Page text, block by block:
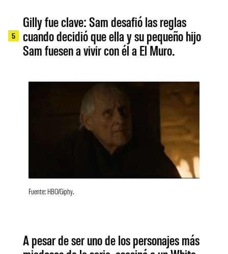
5
Gilly fue clave: Sam desafió las reglas
cuando decidió que ella y su pequeño hijo
Sam fuesen a vivir con él a El Muro.
Fuente: HBO/Giphy.
A pesar de ser uno de los personajes más